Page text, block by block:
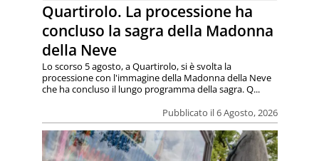
Quartirolo. La processione ha
concluso la sagra della Madonna
della Neve
Pubblicato il 6 Agosto, 2026
Lo scorso 5 agosto, a Quartirolo, si è svolta la
processione con l'immagine della Madonna della Neve
che ha concluso il lungo programma della sagra. Q...